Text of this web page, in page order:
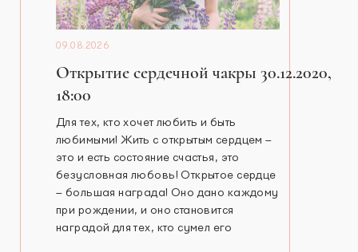
09.08.2026
Открытие сердечной чакры 30.12.2020,
18:00
Для тех, кто хочет любить и быть
любимыми! Жить с открытым сердцем –
это и есть состояние счастья, это
безусловная любовь! Открытое сердце
– большая награда! Оно дано каждому
при рождении, и оно становится
наградой для тех, кто сумел его